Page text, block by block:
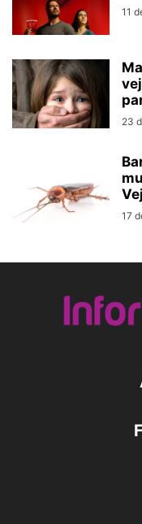
11
23
17